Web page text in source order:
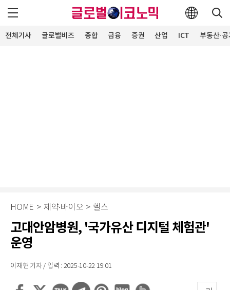
전체기사 글로벌비즈 종합 금융 증권 산업 ICT 부동산·
HOME > 제약∙바이오 > 헬스
고대안암병원, '국가유산 디지털 체험관'
운영
이재현 기자 / 입력 : 2025-10-22 19:01